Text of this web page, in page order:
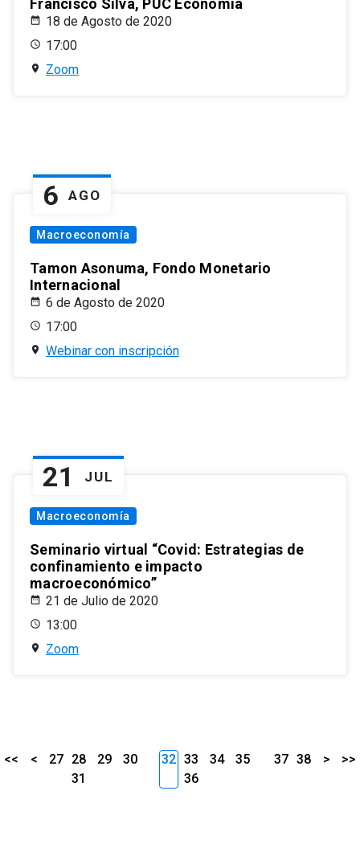
Francisco Silva, PUC Economía
18 de Agosto de 2020
17:00
Zoom
6 AGO
Macroeconomía
Tamon Asonuma, Fondo Monetario
Internacional
6 de Agosto de 2020
17:00
Webinar con inscripción
21 JUL
Macroeconomía
Seminario virtual “Covid: Estrategias de
confinamiento e impacto
macroeconómico”
21 de Julio de 2020
13:00
Zoom
<< < 27 28 29
30
31
32 33 34
35
36
37 38 > >>